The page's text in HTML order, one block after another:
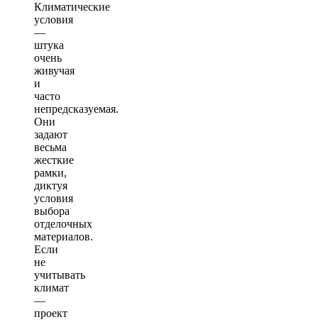
Климатические
условия
—
штука
очень
живучая
и
часто
непредсказуемая.
Они
задают
весьма
жесткие
рамки,
диктуя
условия
выбора
отделочных
материалов.
Если
не
учитывать
климат
—
проект